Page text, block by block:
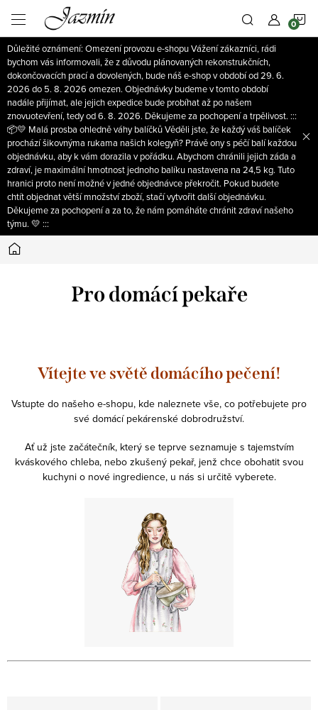
obsah
Důležité oznámení: Omezení provozu e-shopu Vážení zákazníci, rádi
bychom vás informovali, že z důvodu plánovaných rekonstrukčních,
dokončovacích prací a dovolených, bude náš e-shop v období od 29. 6.
2026 do 5. 8. 2026 omezen. Objednávky budeme v tomto období
nadále přijímat, ale jejich expedice bude probíhat až po našem
znovuotevření, tedy od 6. 8. 2026. Děkujeme za pochopení a trpělivost. :::
📦💛 Malá prosba ohledně váhy balíčků Věděli jste, že každý váš balíček
prochází šikovnýma rukama našich kolegyň? Právě ony s péčí balí každou
objednávku, aby k vám dorazila v pořádku. Abychom chránili jejich záda a
zdraví, je maximální hmotnost jednoho balíku nastavena na 24,5 kg. Tuto
hranici proto není možné v jedné objednávce překročit. Pokud budete
chtít objednat větší množství zboží, stačí vytvořit další objednávku.
Děkujeme za pochopení a za to, že nám pomáháte chránit zdraví našeho
týmu. 💛 :::
Domů
Pro domácí pekaře
Vítejte ve světě domácího pečení!
Vstupte do našeho e-shopu, kde naleznete vše, co potřebujete pro
své domácí pekárenské dobrodružství.
Ať už jste začátečník, který se teprve seznamuje s tajemstvím
kváskového chleba, nebo zkušený pekař, jenž chce obohatit svou
kuchyni o nové ingredience, u nás si určitě vyberete.